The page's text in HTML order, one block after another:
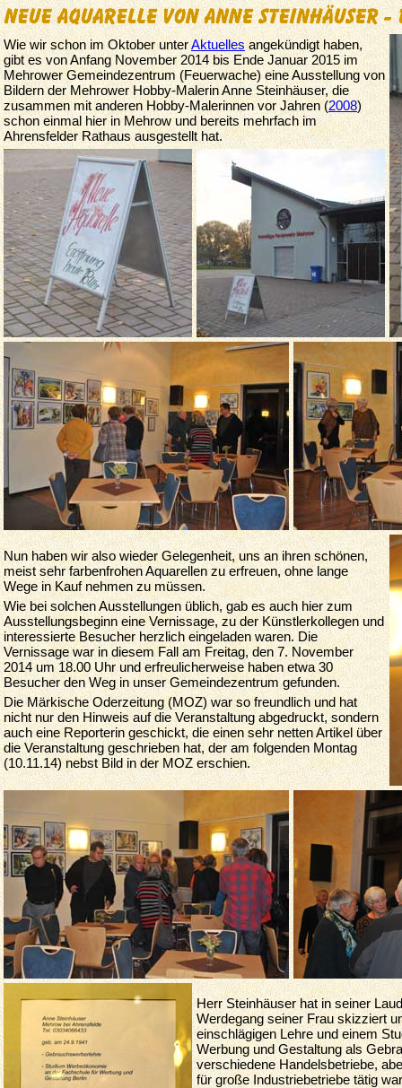
Wie wir schon im Oktober unterAktuellesangekündigt haben,
gibt es von Anfang November 2014 bis Ende Januar 2015 im
Mehrower Gemeindezentrum (Feuerwache) eine Ausstellung von
Bildern der Mehrower Hobby-Malerin Anne Steinhäuser, die
zusammen mit anderen Hobby-Malerinnen vor Jahren (2008)
schon einmal hier in Mehrow und bereits mehrfach im
Ahrensfelder Rathaus ausgestellt hat.
Nun haben wir also wieder Gelegenheit, uns an ihren schönen,
meist sehr farbenfrohen Aquarellen zu erfreuen, ohne lange
Wege in Kauf nehmen zu müssen.
Wie bei solchen Ausstellungen üblich, gab es auch hier zum
Ausstellungsbeginn eine Vernissage, zu der Künstlerkollegen und
interessierte Besucher herzlich eingeladen waren. Die
Vernissage war in diesem Fall am Freitag, den 7. November
2014 um 18.00 Uhr und erfreulicherweise haben etwa 30
Besucher den Weg in unser Gemeindezentrum gefunden.
Die Märkische Oderzeitung (MOZ) war so freundlich und hat
nicht nur den Hinweis auf die Veranstaltung abgedruckt, sondern
auch eine Reporterin geschickt, die einen sehr netten Artikel über
die Veranstaltung geschrieben hat, der am folgenden Montag
(10.11.14) nebst Bild in der MOZ erschien.
Herr Steinhäuser hat in seiner
Werdegang seiner Frau skizziert
einschlägigen Lehreund einem
Werbung und Gestaltung als
verschiedene Handelsbetriebe,
für große Industriebetriebe tätig